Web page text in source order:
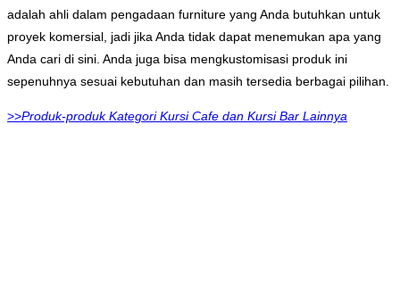
adalah ahli dalam pengadaan furniture yang Anda butuhkan untuk
proyek komersial, jadi jika Anda tidak dapat menemukan apa yang
Anda cari di sini. Anda juga bisa mengkustomisasi produk ini
sepenuhnya sesuai kebutuhan dan masih tersedia berbagai pilihan.
>>Produk-produk Kategori Kursi Cafe dan Kursi Bar Lainnya